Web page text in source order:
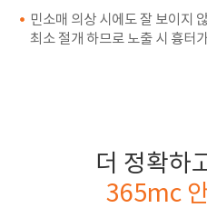
민소매 의상 시에도 잘 보이지
최소 절개 하므로 노출 시 흉터
더 정확하
365mc